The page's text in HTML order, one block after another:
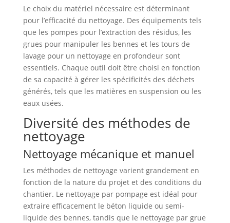
Le choix du matériel nécessaire est déterminant
pour l’efficacité du nettoyage. Des équipements tels
que les pompes pour l’extraction des résidus, les
grues pour manipuler les bennes et les tours de
lavage pour un nettoyage en profondeur sont
essentiels. Chaque outil doit être choisi en fonction
de sa capacité à gérer les spécificités des déchets
générés, tels que les matières en suspension ou les
eaux usées.
Diversité des méthodes de
nettoyage
Nettoyage mécanique et manuel
Les méthodes de nettoyage varient grandement en
fonction de la nature du projet et des conditions du
chantier. Le nettoyage par pompage est idéal pour
extraire efficacement le béton liquide ou semi-
liquide des bennes, tandis que le nettoyage par grue